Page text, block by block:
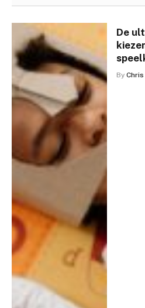
De
By Chris